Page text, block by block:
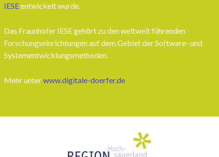
IESEentwickelt wurde.
Das Fraunhofer IESE gehört zu den weltweit führenden
Forschungseinrichtungen auf dem Gebiet der Software- und
Systementwicklungsmethoden.
Mehr unterwww.digitale-doerfer.de